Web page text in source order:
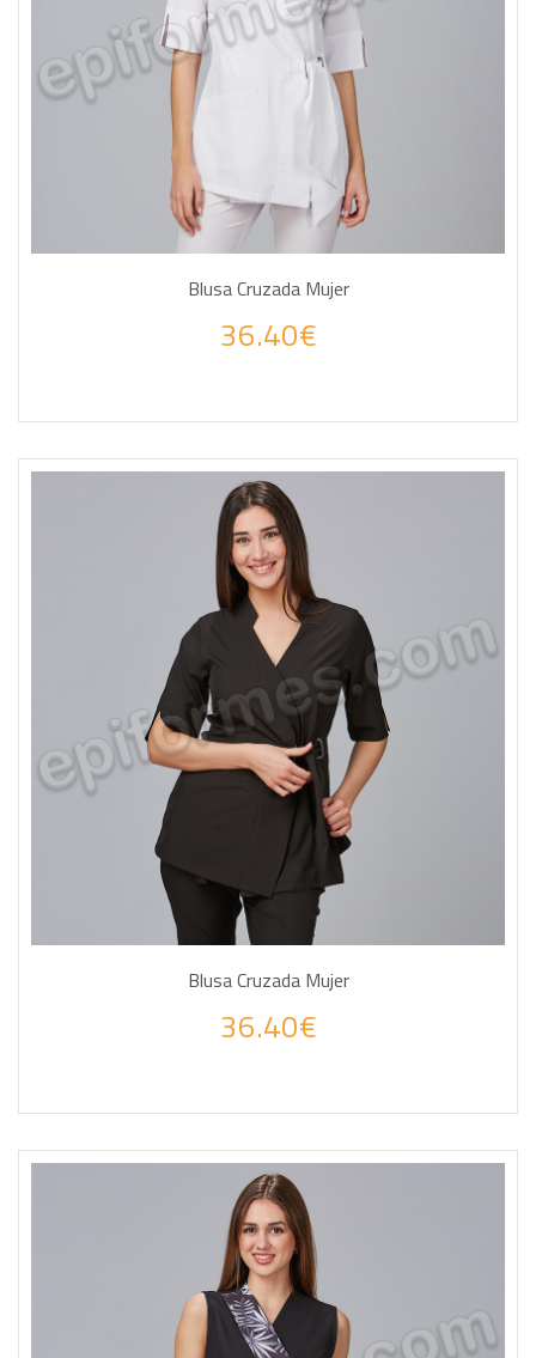
Blusa Cruzada Mujer
36.40€
Blusa Cruzada Mujer
36.40€